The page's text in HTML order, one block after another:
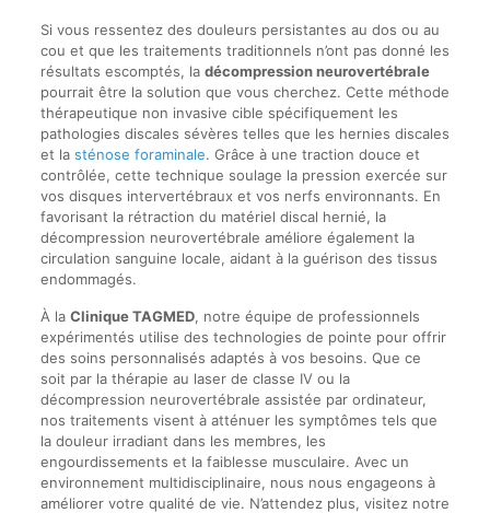
Si vous ressentez des douleurs persistantes au dos ou au
cou et que les traitements traditionnels n’ont pas donné les
résultats escomptés, la décompression neurovertébrale
pourrait être la solution que vous cherchez. Cette méthode
thérapeutique non invasive cible spécifiquement les
pathologies discales sévères telles que les hernies discales
et la sténose foraminale. Grâce à une traction douce et
contrôlée, cette technique soulage la pression exercée sur
vos disques intervertébraux et vos nerfs environnants. En
favorisant la rétraction du matériel discal hernié, la
décompression neurovertébrale améliore également la
circulation sanguine locale, aidant à la guérison des tissus
endommagés.
À la Clinique TAGMED, notre équipe de professionnels
expérimentés utilise des technologies de pointe pour offrir
des soins personnalisés adaptés à vos besoins. Que ce
soit par la thérapie au laser de classe IV ou la
décompression neurovertébrale assistée par ordinateur,
nos traitements visent à atténuer les symptômes tels que
la douleur irradiant dans les membres, les
engourdissements et la faiblesse musculaire. Avec un
environnement multidisciplinaire, nous nous engageons à
améliorer votre qualité de vie. N’attendez plus, visitez notre